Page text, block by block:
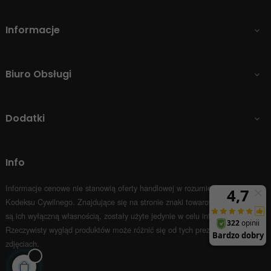
Informacje 
Biuro Obsługi 
Dodatki 
Info
Informacje cenowe nie stanowią oferty handlowej w rozumieniu Art.66 par.1
Kodeksu Cywilnego. Znajdujące się na stronie znaki towarowe i nazwy firm
są ich wyłączną własnością, zostały użyte jedynie w celu informacyjnym.
Rzeczywisty wygląd produktów może różnić się od tych prezentowanych na
zdjęciach.